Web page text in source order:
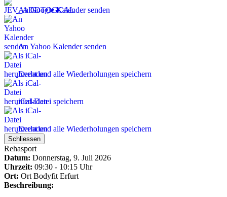
An Google Kalender senden
An Yahoo Kalender senden
Event und alle Wiederholungen speichern
iCal-Datei speichern
Event und alle Wiederholungen speichern
Schliessen
Rehasport
Datum: Donnerstag, 9. Juli 2026
Uhrzeit: 09:30 - 10:15 Uhr
Ort: Ort Bodyfit Erfurt
Beschreibung: